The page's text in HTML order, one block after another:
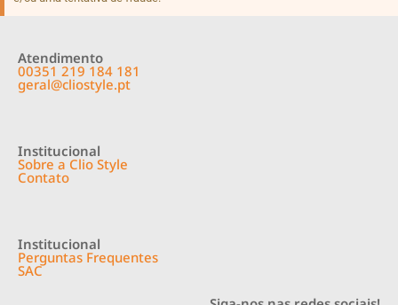
Atendimento
00351 219 184 181
geral@cliostyle.pt
Institucional
Sobre a Clio Style
Contato
Institucional
Perguntas Frequentes
SAC